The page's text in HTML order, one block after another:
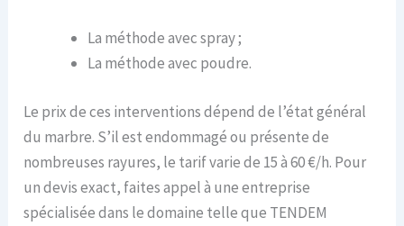
La méthode avec spray ;
La méthode avec poudre.
Le prix de ces interventions dépend de l’état général
du marbre. S’il est endommagé ou présente de
nombreuses rayures, le tarif varie de 15 à 60 €/h. Pour
un devis exact, faites appel à une entreprise
spécialisée dans le domaine telle que TENDEM